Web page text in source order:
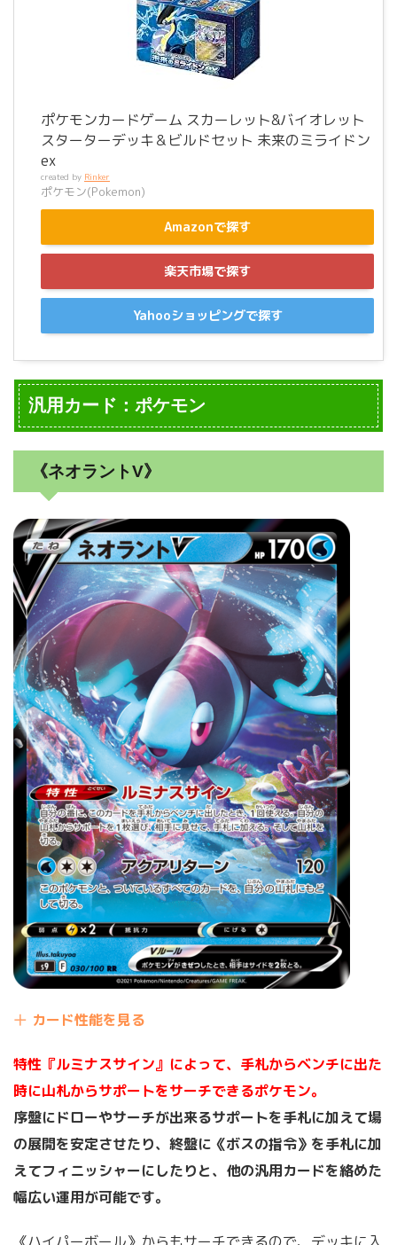
ポケモンカードゲーム スカーレット&バイオレット
スターターデッキ＆ビルドセット 未来のミライドン
ex
created by Rinker
ポケモン(Pokemon)
Amazonで探す
楽天市場で探す
Yahooショッピングで探す
汎用カード：ポケモン
《ネオラントV》
カード性能を見る
特性『ルミナスサイン』によって、手札からベンチに出た
時に山札からサポートをサーチできるポケモン。
序盤にドローやサーチが出来るサポートを手札に加えて場
の展開を安定させたり、終盤に《ボスの指令》を手札に加
えてフィニッシャーにしたりと、他の汎用カードを絡めた
幅広い運用が可能です。